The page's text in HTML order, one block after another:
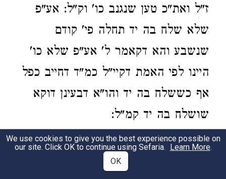
ז"ל ואת"כ טען שנגנב כו' וק"ל: אע"פ
שלא שלח בה יד תחלה פי' קודם
שנשבע והא דקאמר ל' אע"פ שלא כו'
היינו לפי האמת דקיי"ל כמ"ד דחייב כפל
אף כששלח בה יד והו"א דבעינן דוקא
שושלח בה יד קמ"ל:
Choshen Mishpat 294:8
We use cookies to give you the best experience possible on
our site. Click OK to continue using Sefaria. Learn More.
OK